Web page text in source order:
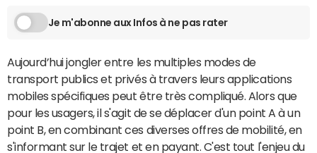
Je m'abonne aux Infos à ne pas rater
Aujourd’hui jongler entre les multiples modes de
transport publics et privés à travers leurs applications
mobiles spécifiques peut être très compliqué. Alors que
pour les usagers, il s'agit de se déplacer d'un point A à un
point B, en combinant ces diverses offres de mobilité, en
s'informant sur le trajet et en payant. C'est tout l'enjeu du